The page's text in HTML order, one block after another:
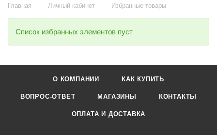
Главная — Личный кабинет — Избранные товары
Список избранных элементов пуст
О КОМПАНИИ КАК КУПИТЬ
ВОПРОС-ОТВЕТ МАГАЗИНЫ КОНТАКТЫ
ОПЛАТА И ДОСТАВКА